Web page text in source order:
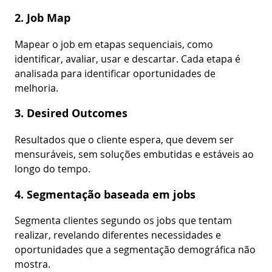
2. Job Map
Mapear o job em etapas sequenciais, como
identificar, avaliar, usar e descartar. Cada etapa é
analisada para identificar oportunidades de
melhoria.
3. Desired Outcomes
Resultados que o cliente espera, que devem ser
mensuráveis, sem soluções embutidas e estáveis ao
longo do tempo.
4. Segmentação baseada em jobs
Segmenta clientes segundo os jobs que tentam
realizar, revelando diferentes necessidades e
oportunidades que a segmentação demográfica não
mostra.